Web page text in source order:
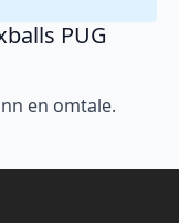
PUG
en omtale.